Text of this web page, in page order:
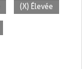
(X) Élevée